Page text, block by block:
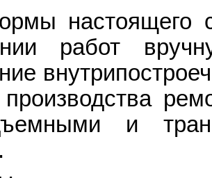
настоящего
работ
и